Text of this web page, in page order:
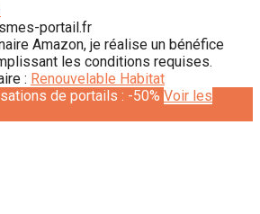
portail.fr
Amazon, je réalise un bénéfice
les conditions requises.
: Renouvelable Habitat
de portails : -50% Voir les